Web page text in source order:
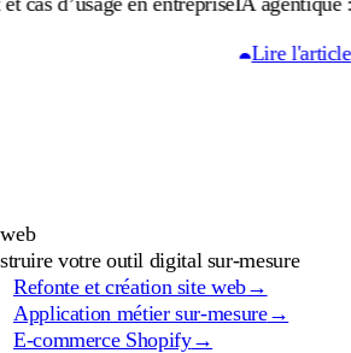
Lire l'article
votre outil digital sur-mesure
Refonte et création site web→
Application métier sur-mesure→
E-commerce Shopify→